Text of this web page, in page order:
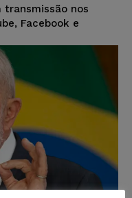
transmissão nos
Facebook e